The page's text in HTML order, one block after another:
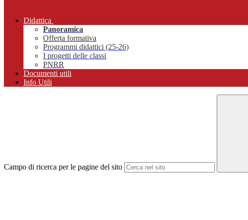
Didattica
Panoramica
Offerta formativa
Programmi didattici (25-26)
I progetti delle classi
PNRR
Documenti utili
Info Utili
Campo di ricerca per le pagine del sito